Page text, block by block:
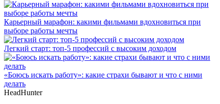
Карьерный марафон: какими фильмами вдохновиться при
выборе работы мечты
Легкий старт: топ-5 профессий с высоким доходом
«Боюсь искать работу»: какие страхи бывают и что с ними
делать
HeadHunter